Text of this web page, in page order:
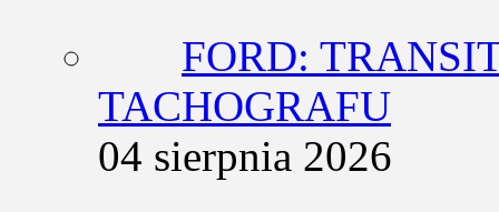
FORD:
TACHOGRAFU
04 sierpnia 2026